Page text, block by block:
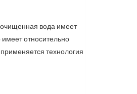
вода имеет
относительно
технология